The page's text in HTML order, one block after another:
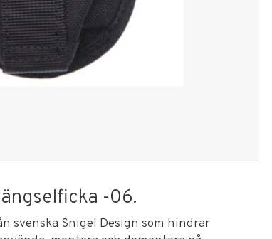
-06.
svenska Snigel Design som hindrar